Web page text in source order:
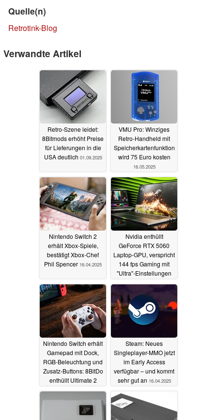
Quelle(n)
Retrotink-Blog
Verwandte Artikel
Retro-Szene leidet:
8Bitmods erhöht Preise
für Lieferungen in die
USA deutlich 01.09.2025
VMU Pro: Winziges
Retro-Handheld mit
Speicherkartenfunktion
wird 75 Euro kosten
16.05.2025
Nintendo Switch 2
erhält Xbox-Spiele,
bestätigt Xbox-Chef
Phil Spencer 16.04.2025
Nvidia enthüllt
GeForce RTX 5060
Laptop-GPU, verspricht
144 fps Gaming mit
"Ultra"-Einstellungen
zum günstigeren Preis
16.04.2025
Nintendo Switch erhält
Gamepad mit Dock,
RGB-Beleuchtung und
Zusatz-Buttons: 8BitDo
enthüllt Ultimate 2
Bluetooth16.04.2025
Steam: Neues
Singleplayer-MMO jetzt
im Early Access
verfügbar – und kommt
sehr gut an 16.04.2025